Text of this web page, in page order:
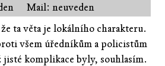
Mail: neuveden
ta věta je lokálního charakteru.
všem úředníkům a policistům
jisté komplikace byly, souhlasím.